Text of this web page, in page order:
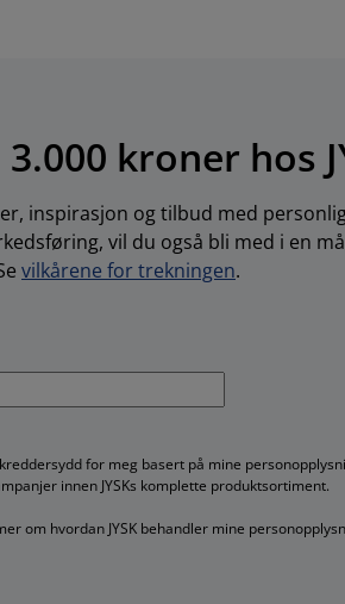
kroner hos
inspirasjon og tilbud med
vil du også bli med i en
vilkårene for trekningen.
for meg basert på mine
innen JYSKs komplette produktsortiment.
om hvordan JYSK behandler mine